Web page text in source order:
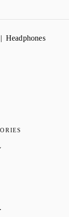
Headphones
in New Tab